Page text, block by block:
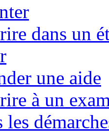
dans un
une aide
à un
les